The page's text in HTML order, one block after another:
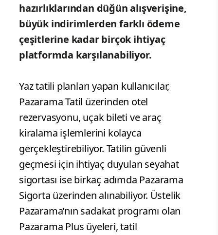
hazırlıklarından düğün alışverişine,
büyük indirimlerden farklı ödeme
çeşitlerine kadar birçok ihtiyaç
platformda karşılanabiliyor.
Yaz tatili planları yapan kullanıcılar,
Pazarama Tatil üzerinden otel
rezervasyonu, uçak bileti ve araç
kiralama işlemlerini kolayca
gerçekleştirebiliyor. Tatilin güvenli
geçmesi için ihtiyaç duyulan seyahat
sigortası ise birkaç adımda Pazarama
Sigorta üzerinden alınabiliyor. Üstelik
Pazarama’nın sadakat programı olan
Pazarama Plus üyeleri, tatil